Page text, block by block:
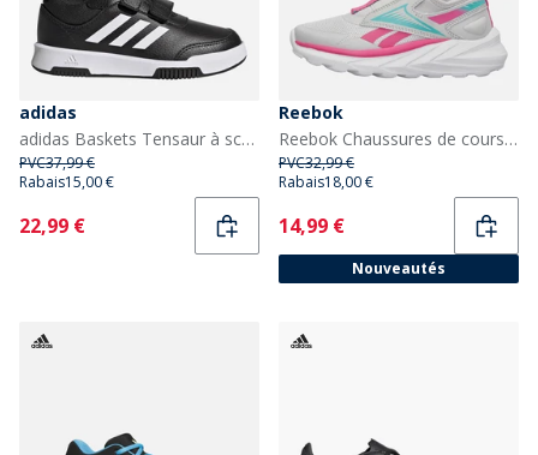
adidas
adidas Baskets Tensaur à scratch Enfant Core Black/Cloud White/Core Black
PVC37,99 €
Rabais15,00 €
Current
22,99 €
Reebok
Reebok Chaussures de course neutres Lite Spinner Fille Mist Grey/True Pink/Aqua
PVC32,99 €
Rabais18,00 €
Current
14,99 €
Nouveautés